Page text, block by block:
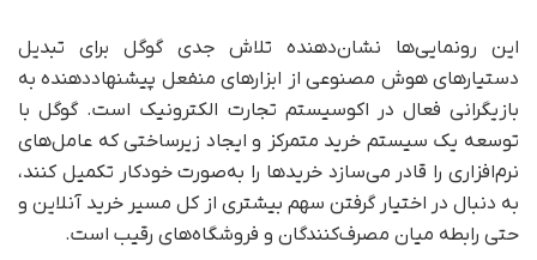
این رونمایی‌ها نشان‌دهنده تلاش جدی گوگل برای تبدیل
دستیارهای هوش مصنوعی از ابزارهای منفعل پیشنهاددهنده به
بازیگرانی فعال در اکوسیستم تجارت الکترونیک است. گوگل با
توسعه یک سیستم خرید متمرکز و ایجاد زیرساختی که عامل‌های
نرم‌افزاری را قادر می‌سازد خریدها را به‌صورت خودکار تکمیل کنند،
به‌ دنبال در اختیار گرفتن سهم بیشتری از کل مسیر خرید آنلاین و
حتی رابطه میان مصرف‌کنندگان و فروشگاه‌های رقیب است.